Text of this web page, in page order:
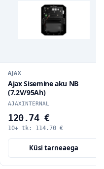
AJAX
Ajax Sisemine aku NB
(7.2V/95Ah)
AJAXINTERNAL
120.74 €
10+ tk: 114.70 €
Küsi tarneaega